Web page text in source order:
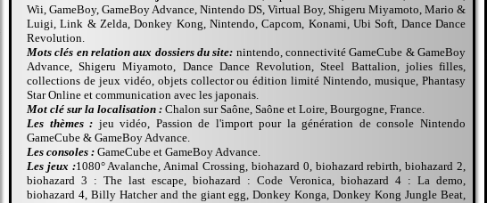
Wii, GameBoy, GameBoy Advance, Nintendo DS, Virtual Boy, Shigeru Miyamoto, Mario &
Luigi, Link & Zelda, Donkey Kong, Nintendo, Capcom, Konami, Ubi Soft, Dance Dance
Revolution.
Mots clés en relation aux dossiers du site: nintendo, connectivité GameCube & GameBoy
Advance, Shigeru Miyamoto, Dance Dance Revolution, Steel Battalion, jolies filles,
collections de jeux vidéo, objets collector ou édition limité Nintendo, musique, Phantasy
Star Online et communication avec les japonais.
Mot clé sur la localisation : Chalon sur Saône, Saône et Loire, Bourgogne, France.
Les thèmes : jeu vidéo, Passion de l'import pour la génération de console Nintendo
GameCube & GameBoy Advance.
Les consoles : GameCube et GameBoy Advance.
Les jeux :1080° Avalanche, Animal Crossing, biohazard 0, biohazard rebirth, biohazard 2,
biohazard 3 : The last escape, biohazard : Code Veronica, biohazard 4 : La demo,
biohazard 4, Billy Hatcher and the giant egg, Donkey Konga, Donkey Kong Jungle Beat,